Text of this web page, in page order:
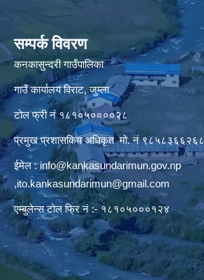
सम्पर्क विवरण
कनकासुन्दरी गाउँपालिका
गाउँ कार्यालय विराट, जुम्ला
टोल फ्री नं १८१०५००००२८
प्रमुख प्रशासकिय अधिकृत मो. नं ९८५८३६६२६८
ईमेल :info@kankasundarimun.gov.np
,ito.kankasundarimun@gmail.com
एम्बुलेन्स टोल फ्रि नं :- १८१०५०००१२४